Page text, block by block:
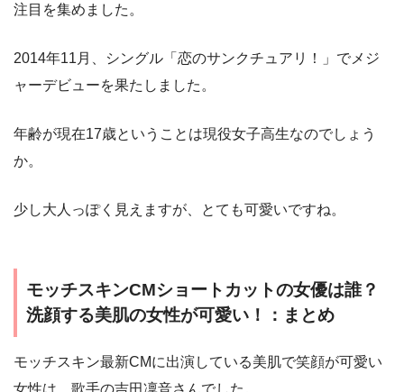
注目を集めました。
2014年11月、シングル「恋のサンクチュアリ！」でメジ
ャーデビューを果たしました。
年齢が現在17歳ということは現役女子高生なのでしょう
か。
少し大人っぽく見えますが、とても可愛いですね。
モッチスキンCMショートカットの女優は誰？
洗顔する美肌の女性が可愛い！：まとめ
モッチスキン最新CMに出演している美肌で笑顔が可愛い
女性は、歌手の吉田凜音さんでした。